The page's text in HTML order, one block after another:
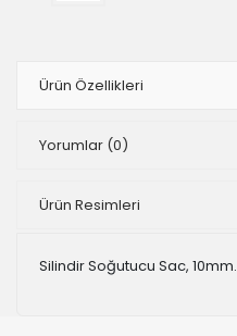
Ürün Özellikleri
Yorumlar (0)
Ürün Resimleri
Silindir Soğutucu Sac, 10mm.